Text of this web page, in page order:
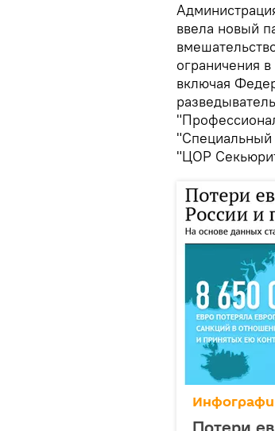
ввела новый
ограничения
включая
"Специальный
"ЦОР